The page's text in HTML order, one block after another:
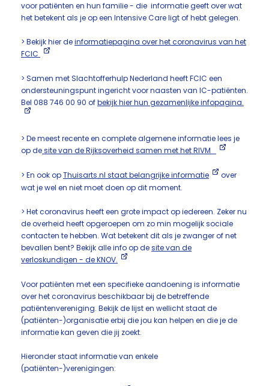
voor patiënten en hun familie - die informatie geeft over wat
het betekent als je op een Intensive Care ligt of hebt gelegen.
> Bekijk hier deinformatiepagina over het coronavirus van het
FCIC
> Samen met Slachtofferhulp Nederland heeft FCIC een
ondersteuningspunt ingericht voor naasten van IC-patiënten.
Bel 088 746 00 90 ofbekijk hier hun gezamenlijke infopagina.
> De meest recente en complete algemene informatie lees je
op desite van de Rijksoverheid samen met het RIVM
> En ook opThuisarts.nl staat belangrijke informatie
over
wat je wel en niet moet doen op dit moment.
> Het coronavirus heeft een grote impact op iedereen. Zeker nu
de overheid heeft opgeroepen om zo min mogelijk sociale
contacten te hebben. Wat betekent dit als je zwanger of net
bevallen bent? Bekijk alle info op desite van de
verloskundigen - de KNOV.
Voor patiënten met een specifieke aandoening is informatie
over het coronavirus beschikbaar bij de betreffende
patiëntenvereniging. Bekijk de lijst en wellicht staat de
(patiënten-)organisatie erbij die jou kan helpen en die je de
informatie kan geven die jij zoekt.
Hieronder staat informatie van enkele
(patiënten-)verenigingen: